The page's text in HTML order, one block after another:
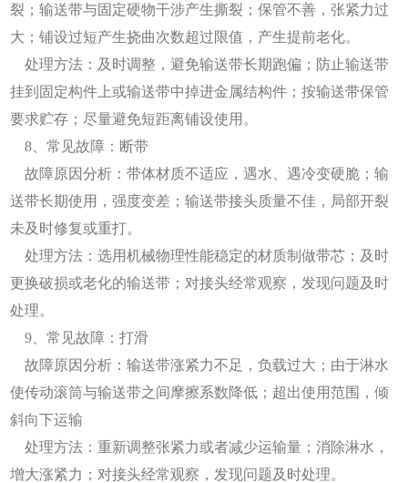
裂；输送带与固定硬物干涉产生撕裂；保管不善，张紧力过
大；铺设过短产生挠曲次数超过限值，产生提前老化。
处理方法：及时调整，避免输送带长期跑偏；防止输送带
挂到固定构件上或输送带中掉进金属结构件；按输送带保管
要求贮存；尽量避免短距离铺设使用。
8、常见故障：断带
故障原因分析：带体材质不适应，遇水、遇冷变硬脆；输
送带长期使用，强度变差；输送带接头质量不佳，局部开裂
未及时修复或重打。
处理方法：选用机械物理性能稳定的材质制做带芯；及时
更换破损或老化的输送带；对接头经常观察，发现问题及时
处理。
9、常见故障：打滑
故障原因分析：输送带涨紧力不足，负载过大；由于淋水
使传动滚筒与输送带之间摩擦系数降低；超出使用范围，倾
斜向下运输
处理方法：重新调整张紧力或者减少运输量；消除淋水，
增大涨紧力；对接头经常观察，发现问题及时处理。